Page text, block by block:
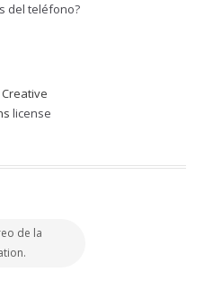
del teléfono?
license
de la